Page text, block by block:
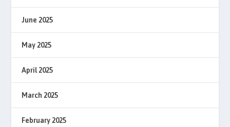
June 2025
May 2025
April 2025
March 2025
February 2025